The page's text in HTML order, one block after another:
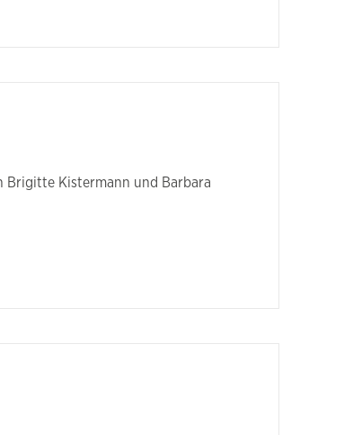
Brigitte Kistermann und Barbara